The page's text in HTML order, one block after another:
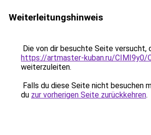
Weiterleitungshinweis
Die von dir besuchte Seite versucht,
https://artmaster-kuban.ru/CIMI9y0/
weiterzuleiten.
Falls du diese Seite nicht besuchen
du zur vorherigen Seite zurückkehren.